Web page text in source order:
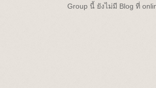
Group นี้ ยังไม่มี Blog ที่